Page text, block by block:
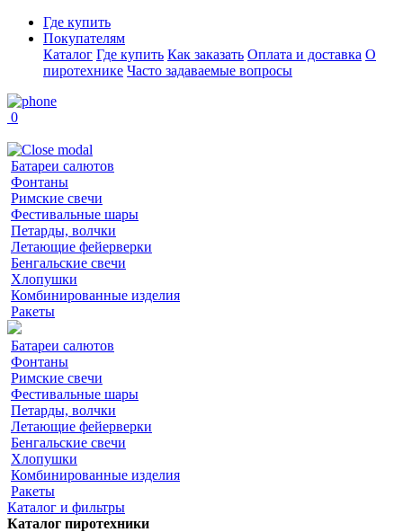
Где купить
Покупателям
Каталог Где купить Как заказать Оплата и доставка О
пиротехнике Часто задаваемые вопросы
0
Батареи салютов
Фонтаны
Римские свечи
Фестивальные шары
Петарды, волчки
Летающие фейерверки
Бенгальские свечи
Хлопушки
Комбинированные изделия
Ракеты
Батареи салютов
Фонтаны
Римские свечи
Фестивальные шары
Петарды, волчки
Летающие фейерверки
Бенгальские свечи
Хлопушки
Комбинированные изделия
Ракеты
Каталог и фильтры
Каталог пиротехники